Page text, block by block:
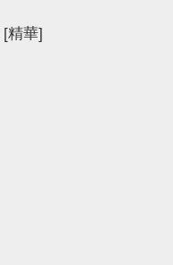
[精華]